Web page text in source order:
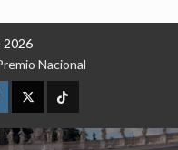
2026
Nacional
X TikTok